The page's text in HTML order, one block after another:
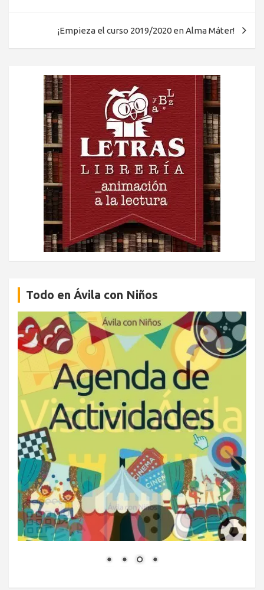
¡Empieza el curso 2019/2020 en Alma Máter!
Todo en Ávila con Niños